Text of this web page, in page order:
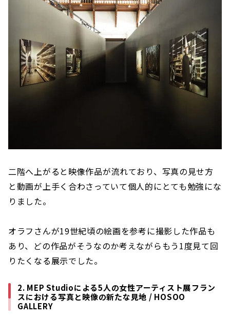
二階へ上がると映像作品が流れており、写真の見せ方
と動画が上手く合わさっていて個人的にとても勉強にな
りました。
オラフさんが19世紀頃の絵画を参考に撮影した作品も
あり、どの作品がそうなのか考えながらもう1度見て回
りたくなる展示でした。
2. MEP Studioによる5人の女性アーティスト展――フラン
スにおける写真と映像の新たな見地 / HOSOO
GALLERY